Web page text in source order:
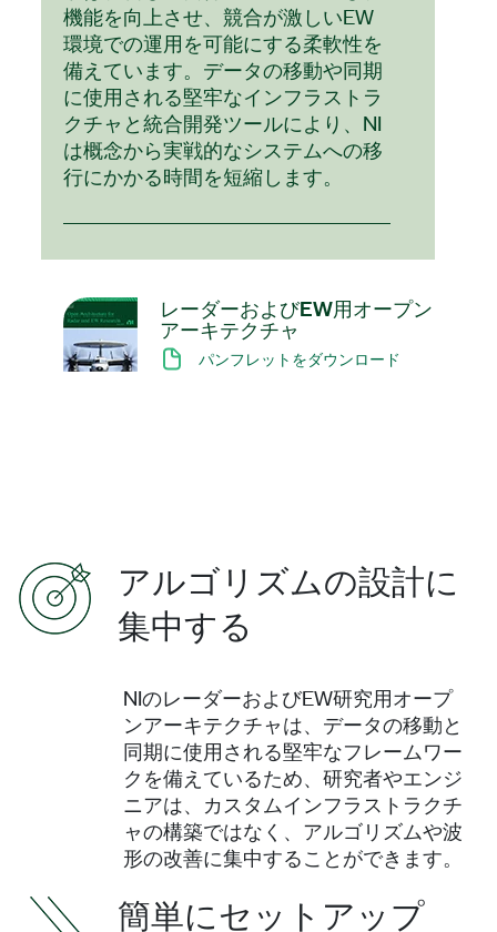
機能を向上させ、競合が激しいEW
環境での運用を可能にする柔軟性を
備えています。データの移動や同期
に使用される堅牢なインフラストラ
クチャと統合開発ツールにより、NI
は概念から実戦的なシステムへの移
行にかかる時間を短縮します。
レーダーおよびEW用オープン
アーキテクチャ
パンフレットをダウンロード
アルゴリズムの設計に
集中する
NIのレーダーおよびEW研究用オープ
ンアーキテクチャは、データの移動と
同期に使用される堅牢なフレームワー
クを備えているため、研究者やエンジ
ニアは、カスタムインフラストラクチ
ャの構築ではなく、アルゴリズムや波
形の改善に集中することができます。
簡単にセットアップ